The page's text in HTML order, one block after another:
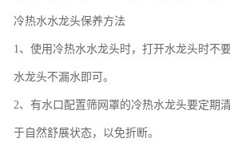
冷热水水龙头保养方法
1、使用冷热水水龙头时，打开水龙头时不
水龙头不漏水即可。
2、有水口配置筛网罩的冷热水龙头要定期
于自然舒展状态，以免折断。